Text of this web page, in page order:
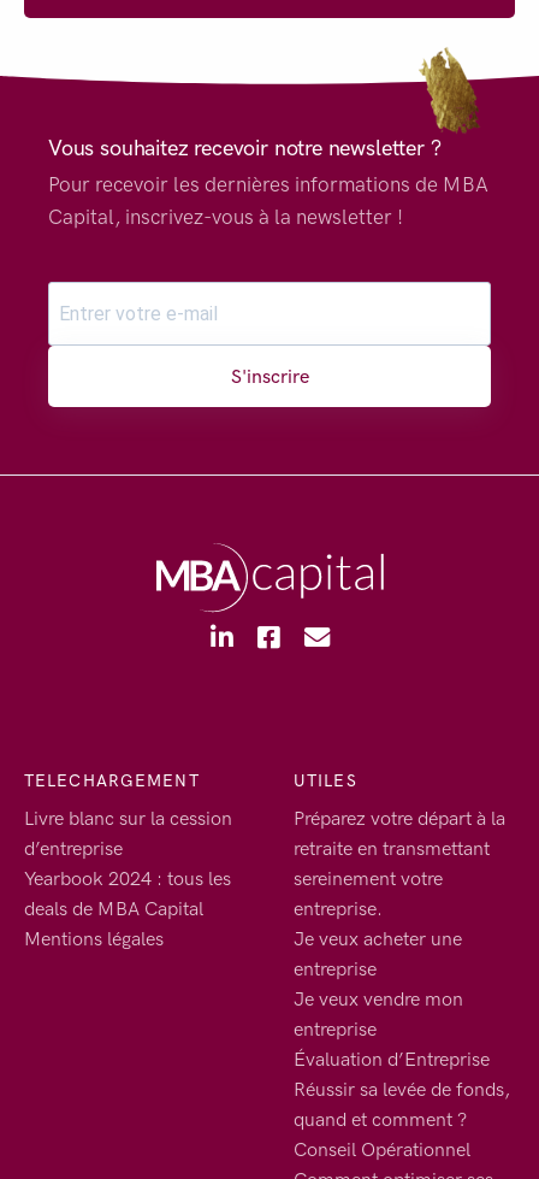
Vous souhaitez recevoir notre newsletter ?
Pour recevoir les dernières informations de MBA
Capital, inscrivez-vous à la newsletter !
S'inscrire
TELECHARGEMENT
Livre blanc sur la cession
d’entreprise
Yearbook 2024 : tous les
deals de MBA Capital
Mentions légales
UTILES
Préparez votre départ à la
retraite en transmettant
sereinement votre
entreprise.
Je veux acheter une
entreprise
Je veux vendre mon
entreprise
Évaluation d’Entreprise
Réussir sa levée de fonds,
quand et comment ?
Conseil Opérationnel